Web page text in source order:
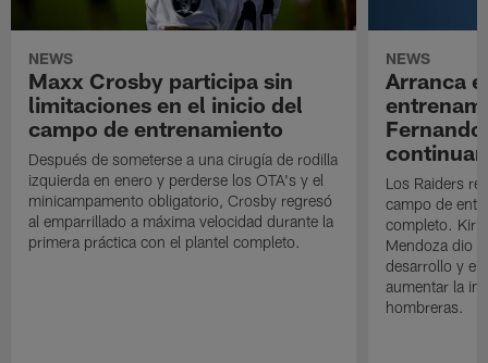
NEWS
Maxx Crosby participa sin
limitaciones en el inicio del
campo de entrenamiento
Después de someterse a una cirugía de rodilla
izquierda en enero y perderse los OTA's y el
minicampamento obligatorio, Crosby regresó
al emparrillado a máxima velocidad durante la
primera práctica con el plantel completo.
NEWS
Arranca
Los Raiders
campo de
completo. Kirk
Mendoza dio
desarrollo y el
aumentar la
hombreras.